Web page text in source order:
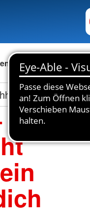
Das DRK Karriere
für dich und